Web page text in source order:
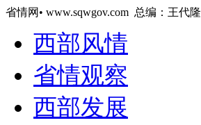
省情网• www.sqwgov.com 总编：王代隆
西部风情
省情观察
西部发展